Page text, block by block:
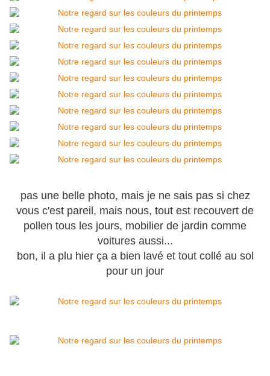
pas une belle photo, mais je ne sais pas si chez
vous c'est pareil, mais nous, tout est recouvert de
pollen tous les jours, mobilier de jardin comme
voitures aussi...
bon, il a plu hier ça a bien lavé et tout collé au sol
pour un jour